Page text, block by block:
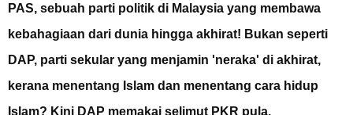
PAS, sebuah parti politik di Malaysia yang membawa
kebahagiaan dari dunia hingga akhirat! Bukan seperti
DAP, parti sekular yang menjamin 'neraka' di akhirat,
kerana menentang Islam dan menentang cara hidup
Islam? Kini DAP memakai selimut PKR pula.